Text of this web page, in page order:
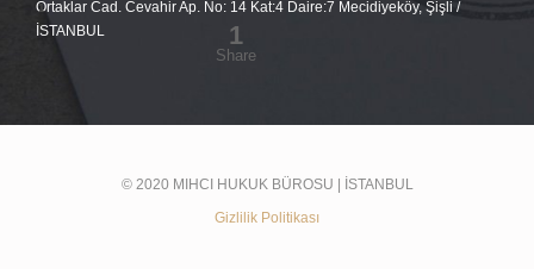
Ortaklar Cad. Cevahir Ap. No: 14 Kat:4 Daire:7 Mecidiyeköy, Şişli /
İSTANBUL
© 2020 MIHCI HUKUK BÜROSU | İSTANBUL
Gizlilik Politikası